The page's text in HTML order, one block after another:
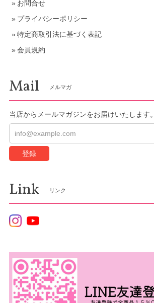
お問合せ
プライバシーポリシー
特定商取引法に基づく表記
会員規約
Mail メルマガ
当店からメールマガジンをお届けいたします。
登録
Link リンク